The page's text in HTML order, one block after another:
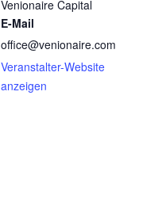
Venionaire Capital
E-Mail
office@venionaire.com
Veranstalter-Website
anzeigen